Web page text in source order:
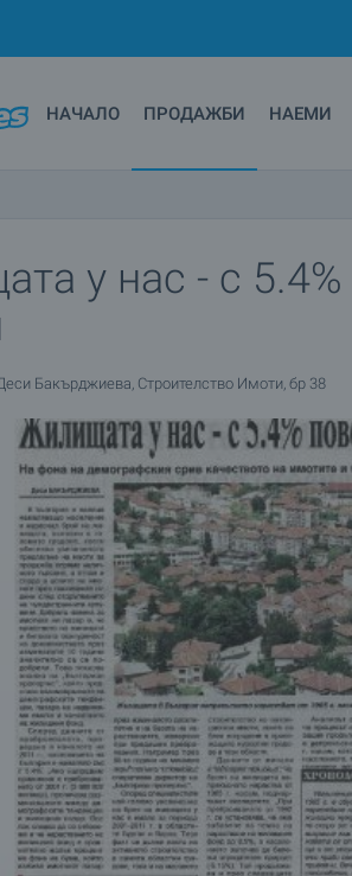
НАЧАЛО ПРОДАЖБИ НАЕМИ
у нас - с 5.4%
Бакърджиева, Строителство Имоти, бр 38